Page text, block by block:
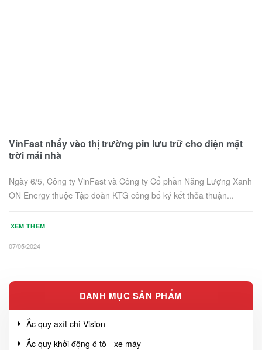
VinFast nhẩy vào thị trường pin lưu trữ cho điện mặt
trời mái nhà
07/05/2024
Ngày 6/5, Công ty VinFast và Công ty Cổ phần Năng Lượng Xanh
ON Energy thuộc Tập đoàn KTG công bố ký kết thỏa thuận...
XEM THÊM
DANH MỤC SẢN PHẨM
Ắc quy axít chì Vision
Ắc quy khởi động ô tô - xe máy